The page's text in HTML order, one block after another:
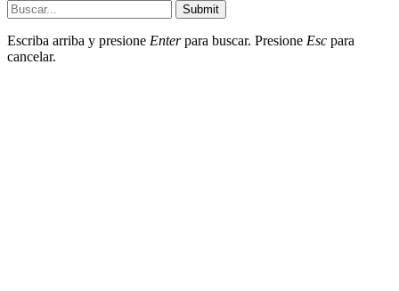
Submit
Escriba arriba y presione Enterpara buscar. Presione Esc para
cancelar.